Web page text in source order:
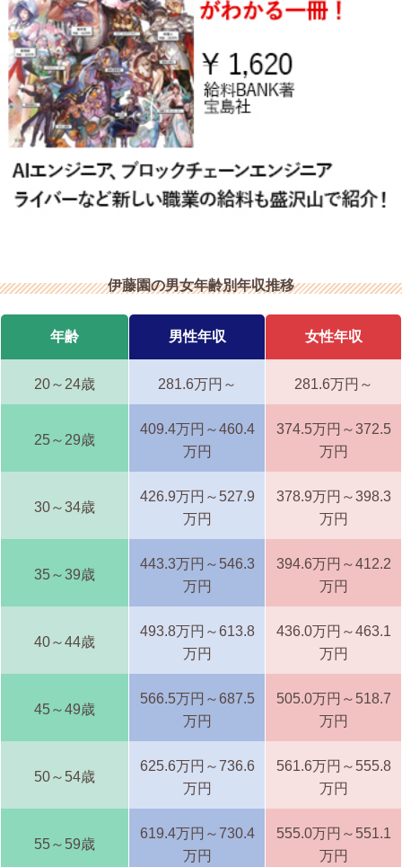
伊藤園の男女年齢別年収推移
年齢 男性年収 女性年収
20～24歳 281.6万円～ 281.6万円～
25～29歳
409.4万円～460.4
万円
374.5万円～372.5
万円
30～34歳
426.9万円～527.9
万円
378.9万円～398.3
万円
35～39歳
443.3万円～546.3
万円
394.6万円～412.2
万円
40～44歳
493.8万円～613.8
万円
436.0万円～463.1
万円
45～49歳
566.5万円～687.5
万円
505.0万円～518.7
万円
50～54歳
625.6万円～736.6
万円
561.6万円～555.8
万円
55～59歳
619.4万円～730.4
万円
555.0万円～551.1
万円